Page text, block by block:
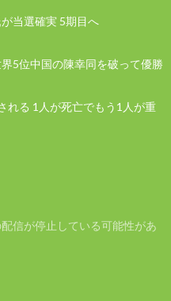
当選確実 5期目へ
5位中国の陳幸同を破って優勝
れる 1人が死亡でもう1人が重
信が停止している可能性があ